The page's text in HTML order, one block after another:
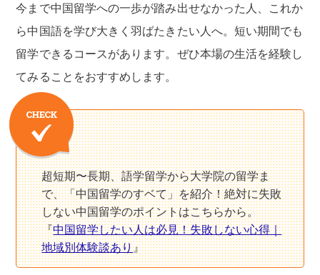
今まで中国留学への一歩が踏み出せなかった人、これか
ら中国語を学び大きく羽ばたきたい人へ。短い期間でも
留学できるコースがあります。ぜひ本場の生活を経験し
てみることをおすすめします。
超短期〜長期、語学留学から大学院の留学ま
で、「中国留学のすベて」を紹介！絶対に失敗
しない中国留学のポイントはこちらから。
『中国留学したい人は必見！失敗しない心得｜
地域別体験談あり』